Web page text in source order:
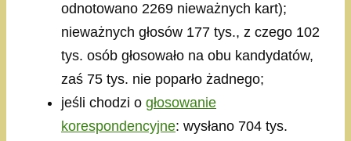
odnotowano 2269 nieważnych kart);
nieważnych głosów 177 tys., z czego 102
tys. osób głosowało na obu kandydatów,
zaś 75 tys. nie poparło żadnego;
jeśli chodzi o głosowanie
korespondencyjne: wysłano 704 tys.